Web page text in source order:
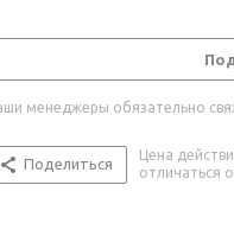
менеджеры обязательно
Поделиться
Цена
отличаться